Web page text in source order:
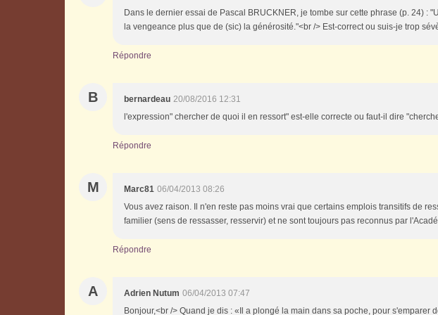
Dans le dernier essai de Pascal BRUCKNER, je tombe sur cette phrase (p. 24) :
la vengeance plus que de (sic) la générosité."<br /> Est-correct ou suis-je trop
Répondre
B bernardeau 20/08/2016 12:31
l'expression" chercher de quoi il en ressort" est-elle correcte ou faut-il dire
Répondre
M Marc81 06/04/2013 08:26
Vous avez raison. Il n'en reste pas moins vrai que certains emplois transitifs de
familier (sens de ressasser, resservir) et ne sont toujours pas reconnus par
Répondre
A Adrien Nutum 06/04/2013 07:47
Bonjour,<br /> Quand je dis : «Il a plongé la main dans sa poche, pour s'emparer